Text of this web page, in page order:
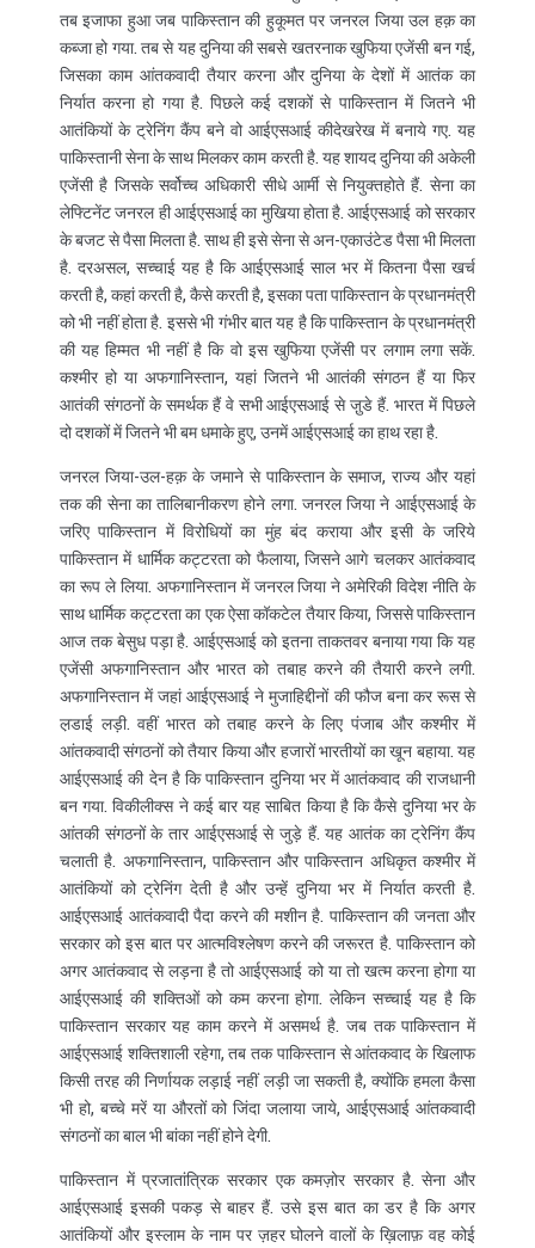
तब इजाफा हुआ जब पाकिस्तान की हुकूमत पर जनरल जिया उल हक़ का
कब्जा हो गया. तब से यह दुनिया की सबसे खतरनाक खुफिया एजेंसी बन गई,
जिसका काम आंतकवादी तैयार करना और दुनिया के देशों में आतंक का
निर्यात करना हो गया है. पिछले कई दशकों से पाकिस्तान में जितने भी
आतंकियों के ट्रेनिंग कैंप बने वो आईएसआई कीदेखरेख में बनाये गए. यह
पाकिस्तानी सेना के साथ मिलकर काम करती है. यह शायद दुनिया की अकेली
एजेंसी है जिसके सर्वोच्च अधिकारी सीधे आर्मी से नियुक्तहोते हैं. सेना का
लेफ्टिनेंट जनरल ही आईएसआई का मुखिया होता है. आईएसआई को सरकार
के बजट से पैसा मिलता है. साथ ही इसे सेना से अन-एकाउंटेड पैसा भी मिलता
है. दरअसल, सच्चाई यह है कि आईएसआई साल भर में कितना पैसा खर्च
करती है, कहां करती है, कैसे करती है, इसका पता पाकिस्तान के प्रधानमंत्री
को भी नहीं होता है. इससे भी गंभीर बात यह है कि पाकिस्तान के प्रधानमंत्री
की यह हिम्मत भी नहीं है कि वो इस खुफिया एजेंसी पर लगाम लगा सकें.
कश्मीर हो या अफगानिस्तान, यहां जितने भी आतंकी संगठन हैं या फिर
आतंकी संगठनों के समर्थक हैं वे सभी आईएसआई से जु़डे हैं. भारत में पिछले
दो दशकों में जितने भी बम धमाके हुए, उनमें आईएसआई का हाथ रहा है.
जनरल जिया-उल-हक़ के जमाने से पाकिस्तान के समाज, राज्य और यहां
तक की सेना का तालिबानीकरण होने लगा. जनरल जिया ने आईएसआई के
जरिए पाकिस्तान में विरोधियों का मुंह बंद कराया और इसी के जरिये
पाकिस्तान में धार्मिक कट्टरता को फैलाया, जिसने आगे चलकर आतंकवाद
का रूप ले लिया. अफगानिस्तान में जनरल जिया ने अमेरिकी विदेश नीति के
साथ धार्मिक कट्टरता का एक ऐसा कॉकटेल तैयार किया, जिससे पाकिस्तान
आज तक बेसुध पड़ा है. आईएसआई को इतना ताकतवर बनाया गया कि यह
एजेंसी अफगानिस्तान और भारत को तबाह करने की तैयारी करने लगी.
अफगानिस्तान में जहां आईएसआई ने मुजाहिद्दीनों की फौज बना कर रूस से
ल़डाई लड़ी. वहीं भारत को तबाह करने के लिए पंजाब और कश्मीर में
आंतकवादी संगठनों को तैयार किया और हजारों भारतीयों का खून बहाया. यह
आईएसआई की देन है कि पाकिस्तान दुनिया भर में आतंकवाद की राजधानी
बन गया. विकीलीक्स ने कई बार यह साबित किया है कि कैसे दुनिया भर के
आंतकी संगठनों के तार आईएसआई से जुड़े हैं. यह आतंक का ट्रेनिंग कैंप
चलाती है. अफगानिस्तान, पाकिस्तान और पाकिस्तान अधिकृत कश्मीर में
आतंकियों को ट्रेनिंग देती है और उन्हें दुनिया भर में निर्यात करती है.
आईएसआई आतंकवादी पैदा करने की मशीन है. पाकिस्तान की जनता और
सरकार को इस बात पर आत्मविश्‍लेषण करने की जरूरत है. पाकिस्तान को
अगर आतंकवाद से लड़ना है तो आईएसआई को या तो खत्म करना होगा या
आईएसआई की शक्तिओं को कम करना होगा. लेकिन सच्चाई यह है कि
पाकिस्तान सरकार यह काम करने में असमर्थ है. जब तक पाकिस्तान में
आईएसआई शक्तिशाली रहेगा, तब तक पाकिस्तान से आंतकवाद के खिलाफ
किसी तरह की निर्णायक लड़ाई नहीं लड़ी जा सकती है, क्योंकि हमला कैसा
भी हो, बच्चे मरें या औरतों को जिंदा जलाया जाये, आईएसआई आंतकवादी
संगठनों का बाल भी बांका नहीं होने देगी.
पाकिस्तान में प्रजातांत्रिक सरकार एक कमज़ोर सरकार है. सेना और
आईएसआई इसकी पकड़ से बाहर हैं. उसे इस बात का डर है कि अगर
आतंकियों और इस्लाम के नाम पर ज़हर घोलने वालों के ख़िलाफ़ वह कोई